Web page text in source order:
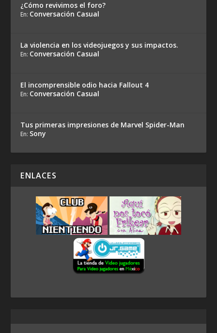
¿Cómo revivimos el foro?
En: Conversación Casual
La violencia en los videojuegos y sus impactos.
En: Conversación Casual
El incomprensible odio hacia Fallout 4
En: Conversación Casual
Tus primeras impresiones de Marvel Spider-Man
En: Sony
ENLACES